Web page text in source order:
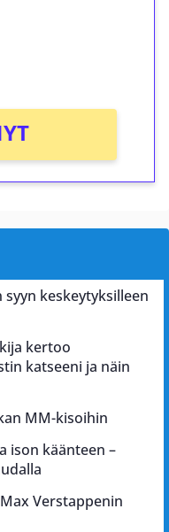
keskeytyksilleen
kertoo
katseeni ja näin
MM-kisoihin
ison käänteen –
Verstappenin